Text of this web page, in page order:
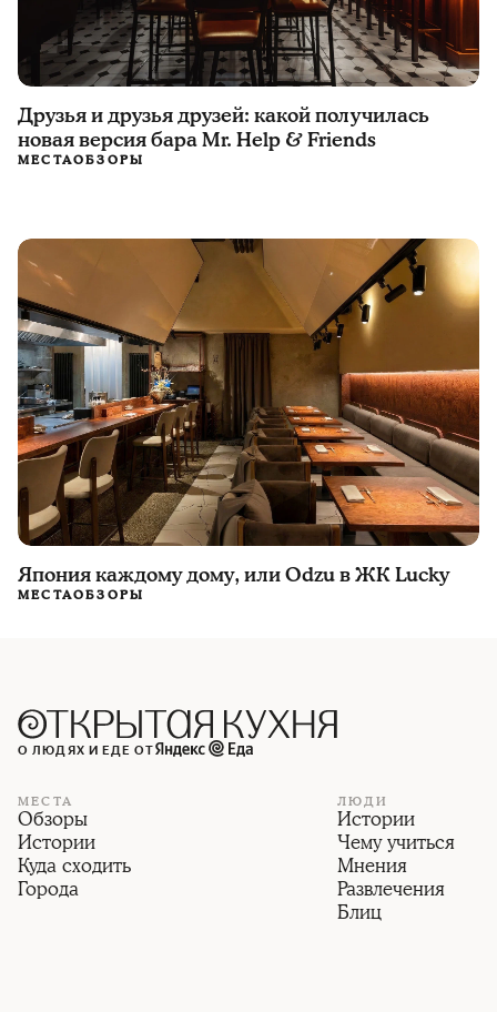
Друзья и друзья друзей: какой получилась
новая версия бара Mr. Help & Friends
МЕСТАОБЗОРЫ
Япония каждому дому, или Odzu в ЖК Lucky
МЕСТАОБЗОРЫ
О ЛЮДЯХ И ЕДЕ ОТ
МЕСТА
Обзоры
Истории
Куда сходить
Города
ЛЮДИ
Истории
Чему учиться
Мнения
Развлечения
Блиц